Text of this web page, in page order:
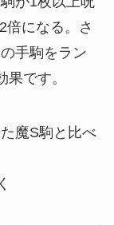
倍になる。さ
手駒をラン
です。
魔S駒と比べ